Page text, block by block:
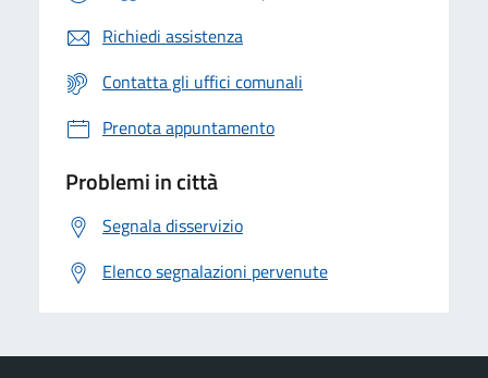
Richiedi assistenza
Contatta gli uffici comunali
Prenota appuntamento
Problemi in città
Segnala disservizio
Elenco segnalazioni pervenute